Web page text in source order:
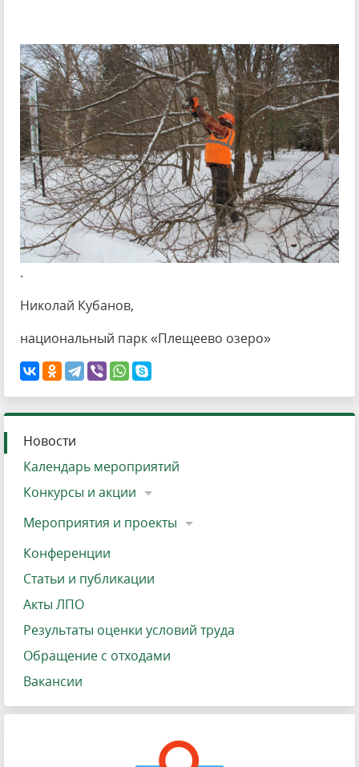
.
Николай Кубанов,
национальный парк «Плещеево озеро»
Новости
Календарь мероприятий
Конкурсы и акции
Мероприятия и проекты
Конференции
Статьи и публикации
Акты ЛПО
Результаты оценки условий труда
Обращение с отходами
Вакансии